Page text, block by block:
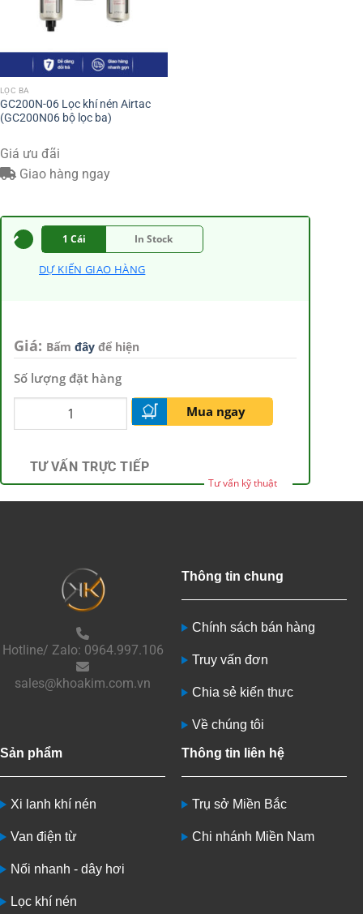
LỌC BA
GC200N-06 Lọc khí nén Airtac
(GC200N06 bộ lọc ba)
Giá ưu đãi
Giao hàng ngay
1 Cái In Stock
DỰ KIẾN GIAO HÀNG
Giá: Bấm đây để hiện
Số lượng đặt hàng
Mua ngay
TƯ VẤN TRỰC TIẾP
Tư vấn kỹ thuật
Hotline/ Zalo: 0964.997.106
sales@khoakim.com.vn
Thông tin chung
Chính sách bán hàng
Truy vấn đơn
Chia sẻ kiến thưc
Về chúng tôi
Sản phẩm
Xi lanh khí nén
Van điện từ
Nối nhanh - dây hơi
Lọc khí nén
Thông tin liên hệ
Trụ sở Miền Bắc
Chi nhánh Miền Nam